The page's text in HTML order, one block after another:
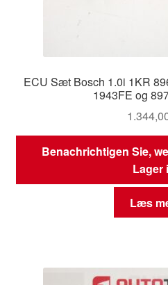
ECU Sæt Bosch 1.0i 1KR
1943FE og
Benachrichtigen Sie,
Lager
Læs